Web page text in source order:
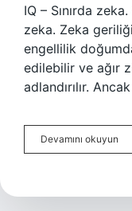
IQ – Sınırda
zeka. Zeka
engellilik
edilebilir ve ağır
adlandırılır.
Devamını okuyun